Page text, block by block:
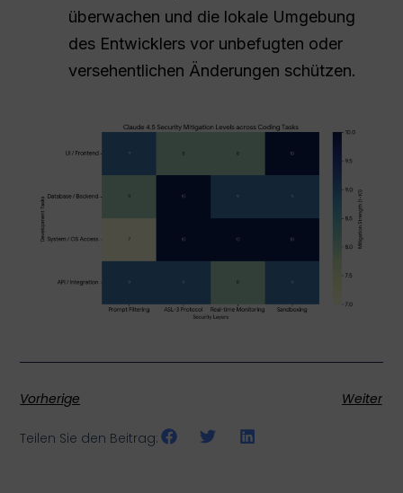
überwachen und die lokale Umgebung
des Entwicklers vor unbefugten oder
versehentlichen Änderungen schützen.
Vorherige Weiter
Teilen Sie den Beitrag: